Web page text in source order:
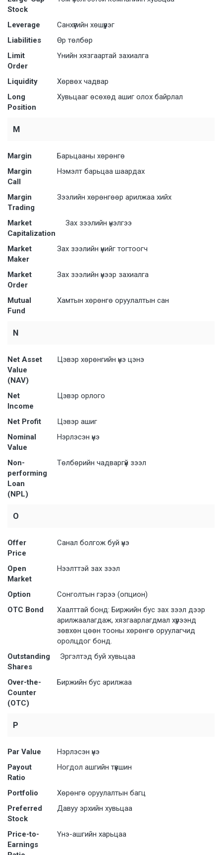
Stock
Leverage
Санхүүгийн хөшүүрэг
Liabilities
Өр төлбөр
Limit
Order
Үнийн хязгаартай захиалга
Liquidity
Хөрвөх чадвар
Long
Position
Хувьцааг өсөхөд ашиг олох байрлал
M
Margin
Барьцааны хөрөнгө
Margin
Call
Нэмэлт барьцаа шаардах
Margin
Trading
Зээлийн хөрөнгөөр арилжаа хийх
Market
Capitalization
Зах зээлийн үнэлгээ
Market
Maker
Зах зээлийн үнийг тогтоогч
Market
Order
Зах зээлийн үнээр захиалга
Mutual
Fund
Хамтын хөрөнгө оруулалтын сан
N
Net Asset
Value
(NAV)
Цэвэр хөрөнгийн үнэ цэнэ
Net
Income
Цэвэр орлого
Net Profit
Цэвэр ашиг
Nominal
Value
Нэрлэсэн үнэ
Non-
performing
Loan
(NPL)
Төлбөрийн чадваргүй зээл
O
Offer
Price
Санал болгож буй үнэ
Open
Market
Нээлттэй зах зээл
Option
Сонголтын гэрээ (опцион)
OTC Bond
Хаалттай бонд: Биржийн бус зах зээл дээр
арилжаалагдаж, хязгаарлагдмал хүрээнд
зөвхөн цөөн тооны хөрөнгө оруулагчид
оролцдог бонд.
Outstanding
Shares
Эргэлтэд буй хувьцаа
Over-the-
Counter
(OTC)
Биржийн бус арилжаа
P
Par Value
Нэрлэсэн үнэ
Payout
Ratio
Ногдол ашгийн түвшин
Portfolio
Хөрөнгө оруулалтын багц
Preferred
Stock
Давуу эрхийн хувьцаа
Price-to-
Earnings
Үнэ-ашгийн харьцаа